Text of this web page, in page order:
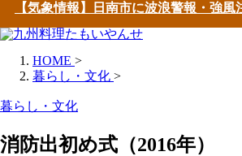
【気象情報】日南市に波浪警報・強風
HOME >
暮らし・文化 >
暮らし・文化
消防出初め式（2016年）